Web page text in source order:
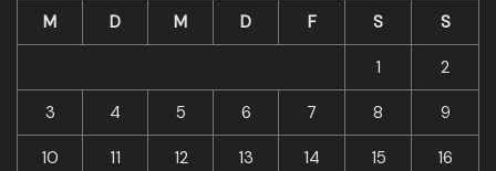
M D M D F S S
1 2
3 4 5 6 7 8 9
10 11 12 13 14 15 16